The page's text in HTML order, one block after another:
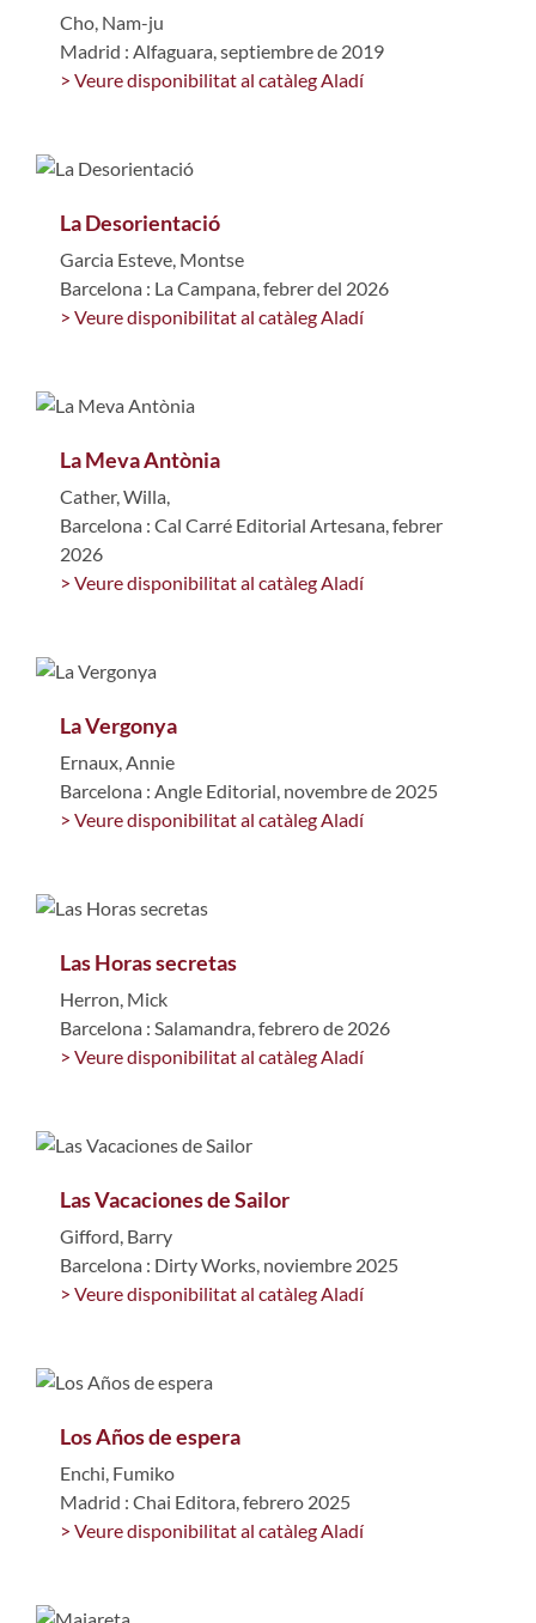
Cho, Nam-ju
Madrid : Alfaguara, septiembre de 2019
> Veure disponibilitat al catàleg Aladí
La Desorientació
Garcia Esteve, Montse
Barcelona : La Campana, febrer del 2026
> Veure disponibilitat al catàleg Aladí
La Meva Antònia
Cather, Willa,
Barcelona : Cal Carré Editorial Artesana, febrer
2026
> Veure disponibilitat al catàleg Aladí
La Vergonya
Ernaux, Annie
Barcelona : Angle Editorial, novembre de 2025
> Veure disponibilitat al catàleg Aladí
Las Horas secretas
Herron, Mick
Barcelona : Salamandra, febrero de 2026
> Veure disponibilitat al catàleg Aladí
Las Vacaciones de Sailor
Gifford, Barry
Barcelona : Dirty Works, noviembre 2025
> Veure disponibilitat al catàleg Aladí
Los Años de espera
Enchi, Fumiko
Madrid : Chai Editora, febrero 2025
> Veure disponibilitat al catàleg Aladí